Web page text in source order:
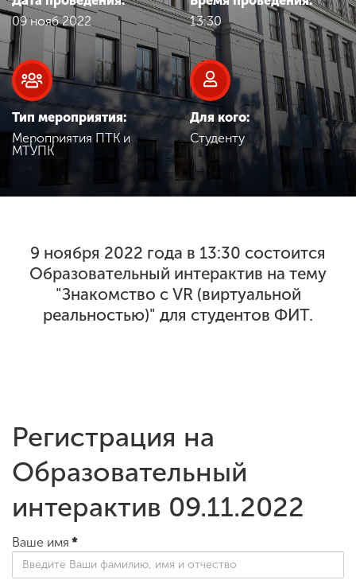
Наука
Международная
деятельность
Другие виды
деятельности
Студенческая жизнь
Сведения об
образовательной
комиссия
+7 (831) 262-26-20
09 нояб 2022
13:30
Тип мероприятия:
Мероприятия ПТК и
МТУПК
Для кого:
Студенту
9 ноября 2022 года в 13:30 состоится
Образовательный интерактив на тему
"Знакомство с VR (виртуальной
реальностью)" для студентов ФИТ.
Регистрация на
Образовательный
интерактив 09.11.2022
Ваше имя *